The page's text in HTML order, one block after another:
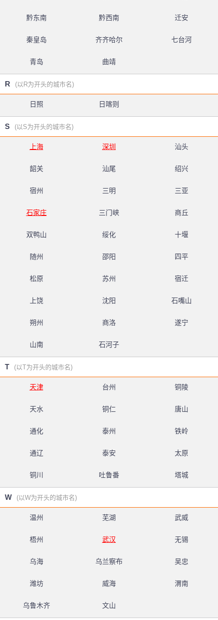
黔东南 黔西南 迁安
秦皇岛 齐齐哈尔 七台河
青岛 曲靖
R (以R为开头的城市名)
日照 日喀则
S (以S为开头的城市名)
上海 深圳 汕头
韶关 汕尾 绍兴
宿州 三明 三亚
石家庄 三门峡 商丘
双鸭山 绥化 十堰
随州 邵阳 四平
松原 苏州 宿迁
上饶 沈阳 石嘴山
朔州 商洛 遂宁
山南 石河子
T (以T为开头的城市名)
天津 台州 铜陵
天水 铜仁 唐山
通化 泰州 铁岭
通辽 泰安 太原
铜川 吐鲁番 塔城
W (以W为开头的城市名)
温州 芜湖 武威
梧州 武汉 无锡
乌海 乌兰察布 吴忠
潍坊 威海 渭南
乌鲁木齐 文山